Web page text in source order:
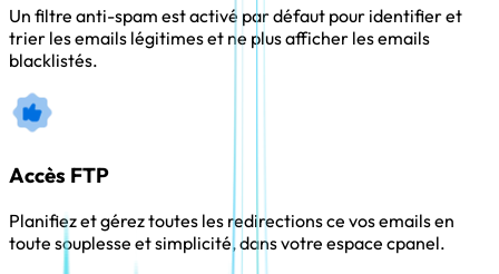
Un filtre anti-spam est activé par défaut pour identifier et
trier les emails légitimes et ne plus afficher les emails
blacklistés.
Accès FTP
Planifiez et gérez toutes les redirections ce vos emails en
toute souplesse et simplicité, dans votre espace cpanel.